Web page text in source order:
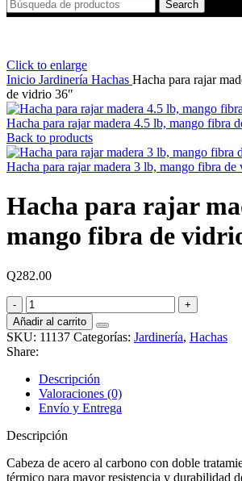
Search
Click to enlarge
Inicio Jardinería Hachas Hacha para rajar
de vidrio 36″
Hacha para rajar madera 4.5 lb, mango fibra
Back to products
Hacha para rajar madera 3 lb, mango fibra
Hacha para rajar
mango fibra de
Q282.00
Hacha
para
rajar
madera
8
lbs,
mango
fibra
vidrio
cantidad
Añadir al carrito
SKU: 11137 Categorías: Jardinería, Hachas
Share:
Descripción
Valoraciones (0)
Envío y Entrega
Descripción
Cabeza de acero al carbono con doble
térmico para mayor resistencia y durabilidad